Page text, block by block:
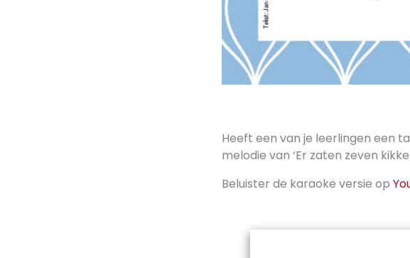
Heeft een van je leerlingen een
melodie van ‘Er zaten zeven
Beluister de karaoke versie op